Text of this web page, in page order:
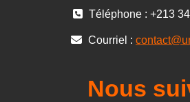
Téléphone : +213
Courriel :
Nous